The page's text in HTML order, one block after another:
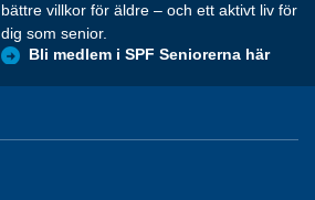
bättre villkor för äldre – och ett aktivt liv för
dig som senior.
Bli medlem i SPF Seniorerna här